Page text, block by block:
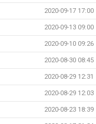
2020-09-17 17:00
2020-09-13 09:00
2020-09-10 09:26
2020-08-30 08:45
2020-08-29 12:31
2020-08-29 12:03
2020-08-23 18:39